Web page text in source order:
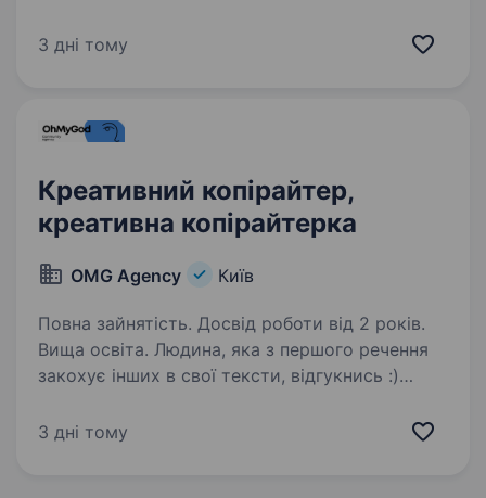
ми шукаємо у свою команду Copywriter-а.
3 дні тому
Креативний копірайтер,
креативна копірайтерка
OMG Agency Київ
Повна зайнятість. Досвід роботи від 2 років.
Вища освіта. Людина, яка з першого речення
закохує інших в свої тексти, відгукнись :)
Creative Copywriter. Наш Інстаграм, щоб було
3 дні тому